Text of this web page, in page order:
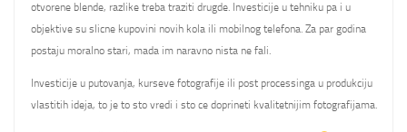
otvorene blende, razlike treba traziti drugde. Investicije u tehniku pa i u
objektive su slicne kupovini novih kola ili mobilnog telefona. Za par godina
postaju moralno stari, mada im naravno nista ne fali.
Investicije u putovanja, kurseve fotografije ili post processinga u produkciju
vlastitih ideja, to je to sto vredi i sto ce doprineti kvalitetnijim fotografijama.